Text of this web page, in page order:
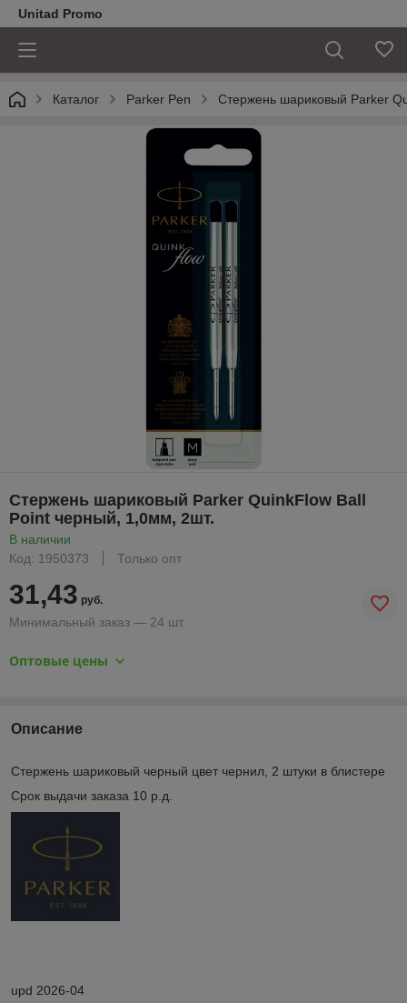
Unitad Promo
Каталог Parker Pen Стержень шариковый Parker
Стержень шариковый Parker QuinkFlow Ball
Point черный, 1,0мм, 2шт.
В наличии
Код: 1950373
Только опт
31,43 руб.
Минимальный заказ — 24 шт.
Оптовые цены
Описание
Стержень шариковый черный цвет чернил, 2 штуки в блистере
Срок выдачи заказа 10 р.д.
upd 2026-04